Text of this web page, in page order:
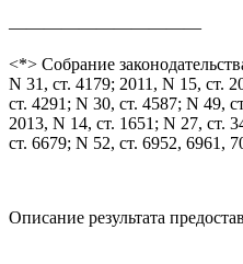
———————————
<*> Собрание
N 31, ст. 4179; 2011, N 15, ст.
ст. 4291; N 30, ст. 4587; N 49,
2013, N 14, ст. 1651; N 27, ст.
ст. 6679; N 52, ст. 6952, 6961,
Описание результата